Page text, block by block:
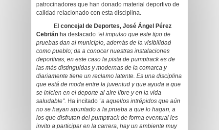
patrocinadores que han donado material deportivo de
calidad relacionado con esta disciplina.
El concejal de Deportes, José Ángel Pérez
Cebrián ha destacado “el impulso que este tipo de
pruebas dan al municipio, además de la visibilidad
como pueblo; da a conocer nuestras instalaciones
deportivas, en este caso la pista de pumptrack es de
las más distinguidas y modernas de la comarca y
diariamente tiene un reclamo latente. Es una disciplina
que está de moda entre la juventud y que ayuda a que
se inicien en el deporte al aire libre y en la vida
saludable”. Ha incitado “a aquellos intrépidos que aún
no se hayan apuntado a la prueba a que lo hagan, a
los que disfrutan del pumptrack de forma eventual les
invito a participar en la carrera, hay un ambiente muy